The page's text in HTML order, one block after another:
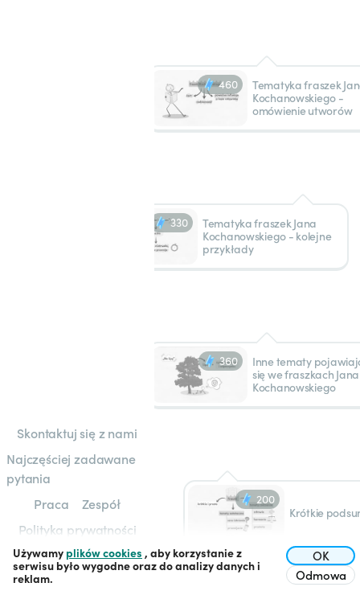
Skontaktuj się z nami
Najczęściej zadawane
pytania
Praca
Zespół
Polityka prywatności
Regulamin
460
Tematyka fraszek
Kochanowskiego -
omówienie utworów
330
Tematyka fraszek Jana
Kochanowskiego - kolejne
przykłady
360
Inne tematy
się we fraszkach Jana
Kochanowskiego
200
Krótkie
Używamy plików cookies , aby korzystanie z
serwisu było wygodne oraz do analizy danych i
reklam.
Odmowa
OK